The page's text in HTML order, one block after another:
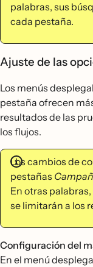
palabras, sus
cada pestaña.
Ajuste de las
Los menús
pestaña ofrecen
resultados de las
los flujos.
Los cambios de
pestañas
En otras
se limitarán a los
Configuración del
En el menú